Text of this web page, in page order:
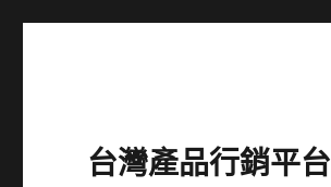
台灣產品行銷平台